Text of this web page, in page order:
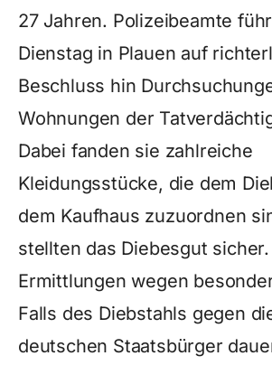
27 Jahren. Polizeibeamte
Dienstag in Plauen auf
Beschluss hin
Wohnungen der
Dabei fanden sie zahlreiche
Kleidungsstücke, die dem
dem Kaufhaus zuzuordnen
stellten das Diebesgut sicher.
Ermittlungen wegen
Falls des Diebstahls gegen
deutschen Staatsbürger